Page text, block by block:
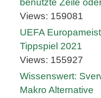
benutzte Zeile
Views: 159081
UEFA
Tippspiel 2021
Views: 155927
Wissenswert:
Makro Alternative